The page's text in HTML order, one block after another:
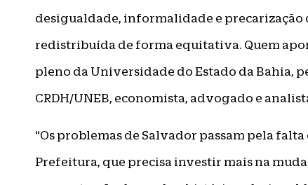
desigualdade, informalidade e precarização
redistribuída de forma equitativa. Quem
pleno da Universidade do Estado da Bahia,
CRDH/UNEB, economista, advogado e
“Os problemas de Salvador passam pela
Prefeitura, que precisa investir mais na